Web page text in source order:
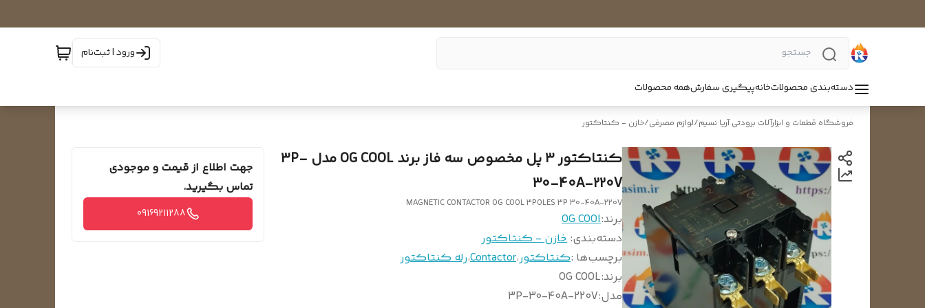
ورود | ثبت‌نام
دسته‌بندی محصولاتخانهپیگیری سفارشهمه محصولات
فروشگاه قطعات و ابزارآلات برودتی آریا نسیم/لوازم مصرفی/خازن - کنتاکتور
کنتاکتور 3 پل مخصوص سه فاز برند OG COOL مدل 3P-
30-40A-220V
MAGNETIC CONTACTOR OG COOL 3POLES 3P 30-40A-220V
برند:OG COOl
دسته‌بندی: خازن - کنتاکتور
برچسب‌ها :کنتاکتور،Contactor،رله کنتاکتور
برند:
OG COOL
مدل:
3P-30-40A-220V
جهت اطلاع از قیمت و موجودی
تماس بگیرید.
09169211288